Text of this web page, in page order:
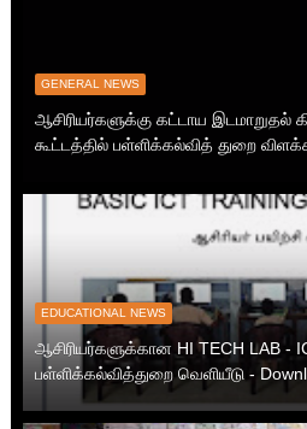
GENERAL NEWS
ஆசிரியர்களுக்கு கட்டாய இடமாறுதல்
கூட்டத்தில் பள்ளிக்கல்வித் துறை
EDUCATIONAL NEWS
ஆசிரியர்களுக்கான HI TECH LAB -
பள்ளிக்கல்வித்துறை வெளியீடு -